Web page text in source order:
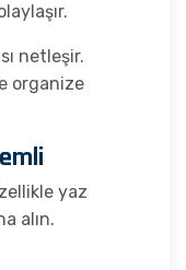
netleşir.
organize
yaz
alın.